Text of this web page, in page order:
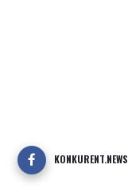
KONKURENT.NEWS